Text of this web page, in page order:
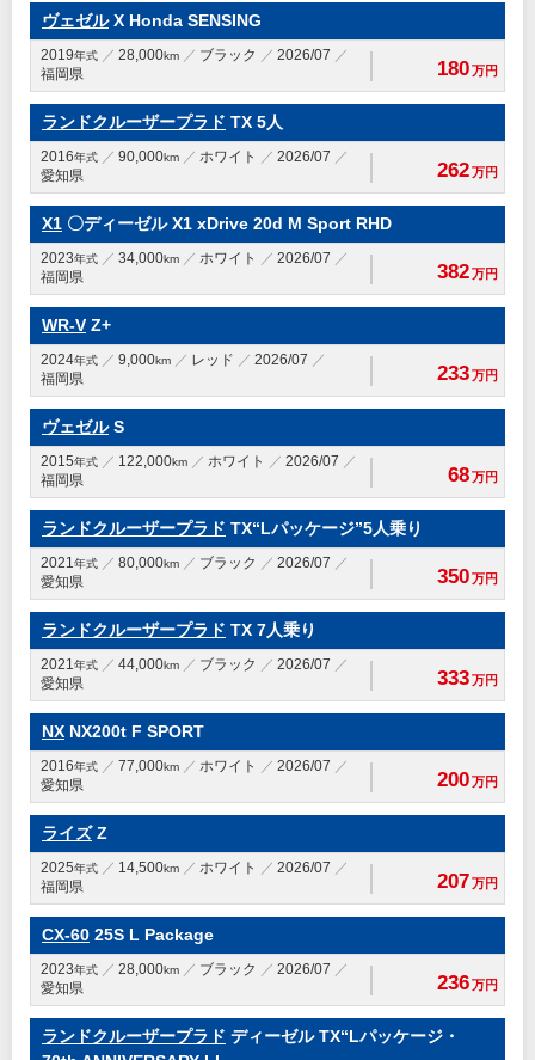
ヴェゼルX Honda SENSING
2019年式 28,000km ブラック
2026/07
福岡県
180万円
ランドクルーザープラド TX 5人
2016年式 90,000km ホワイト
2026/07
愛知県
262万円
X1 〇ディーゼル X1 xDrive 20d M Sport RHD
2023年式 34,000km ホワイト
2026/07
福岡県
382万円
WR-V Z+
2024年式 9,000km レッド
2026/07
福岡県
233万円
ヴェゼルS
2015年式 122,000km ホワイト
2026/07
福岡県
68万円
ランドクルーザープラド TX“Lパッケージ”5人乗り
2021年式 80,000km ブラック
2026/07
愛知県
350万円
ランドクルーザープラド TX 7人乗り
2021年式 44,000km ブラック
2026/07
愛知県
333万円
NX NX200t F SPORT
2016年式 77,000km ホワイト
2026/07
愛知県
200万円
ライズZ
2025年式 14,500km ホワイト
2026/07
福岡県
207万円
CX-60 25S L Package
2023年式 28,000km ブラック
2026/07
愛知県
236万円
ランドクルーザープラド ディーゼル TX“Lパッケージ・